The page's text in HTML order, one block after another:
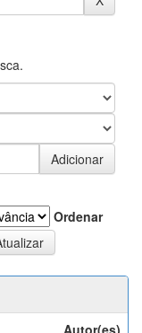
Ordenar
Autor(es)